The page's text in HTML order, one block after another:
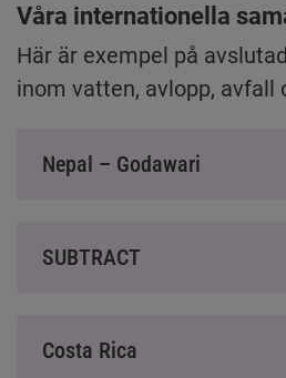
Våra internationella
Här är exempel på
inom vatten, avlopp, avfall
Nepal – Godawari
SUBTRACT
Costa Rica